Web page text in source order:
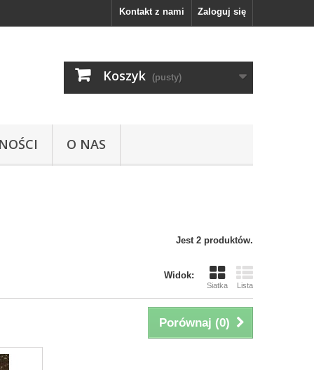
Zaloguj się
Kontakt z nami
Koszyk (pusty)
O NAS
Jest 2 produktów.
Widok:
Siatka Lista
Porównaj (0)